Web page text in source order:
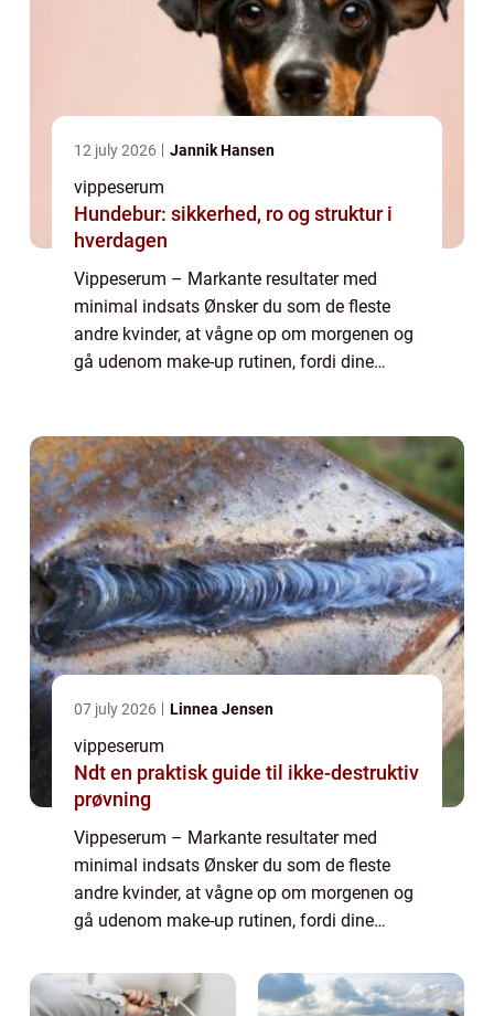
12 july 2026 Jannik Hansen
vippeserum
Hundebur: sikkerhed, ro og struktur i
hverdagen
Vippeserum – Markante resultater med
minimal indsats Ønsker du som de fleste
andre kvinder, at vågne op om morgenen og
gå udenom make-up rutinen, fordi dine
som de ...
07 july 2026 Linnea Jensen
vippeserum
Ndt en praktisk guide til ikke-destruktiv
prøvning
Vippeserum – Markante resultater med
minimal indsats Ønsker du som de fleste
andre kvinder, at vågne op om morgenen og
gå udenom make-up rutinen, fordi dine
Dette er en drøm mange af os deler, men
som de ...